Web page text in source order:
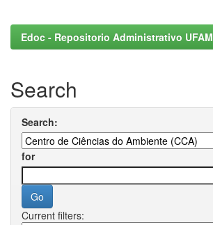
Edoc - Repositorio Administrativo UFAM
Search
Search:
for
Current filters: